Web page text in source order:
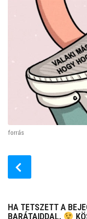
forrás
o
P
HA TETSZETT A
BARÁTAIDDAL.